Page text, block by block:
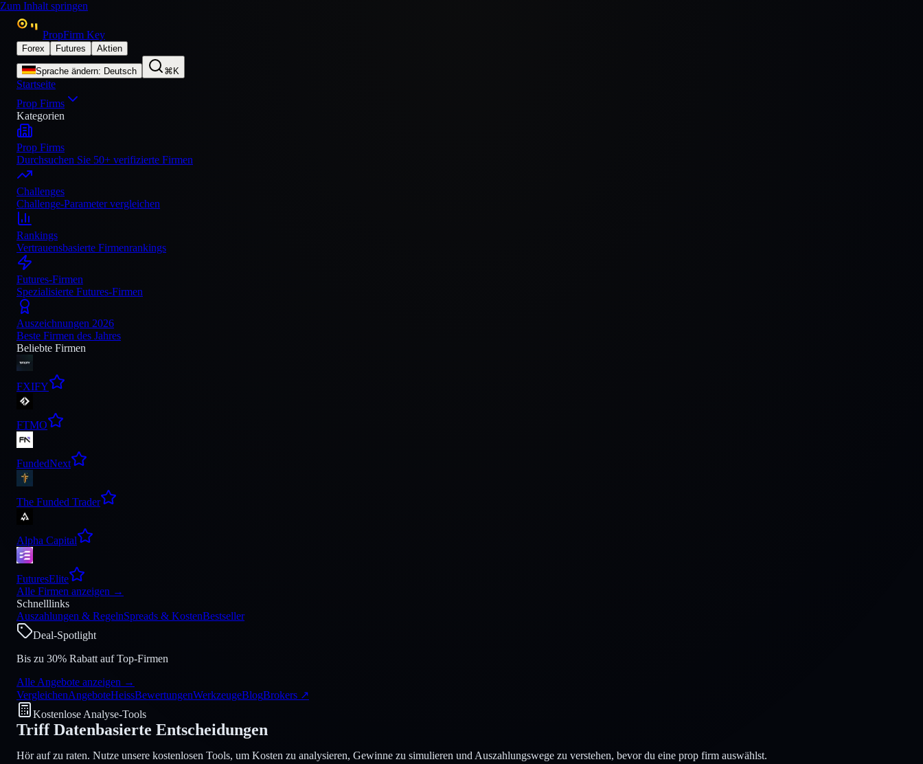
Zum Inhalt springen
PropFirm Key
Forex Futures Aktien
Sprache ändern: Deutsch ⌘K
Startseite
Prop Firms
Kategorien
Prop Firms
Durchsuchen Sie 50+ verifizierte Firmen
Challenges
Challenge-Parameter vergleichen
Rankings
Vertrauensbasierte Firmenrankings
Futures-Firmen
Spezialisierte Futures-Firmen
Auszeichnungen 2026
Beste Firmen des Jahres
Beliebte Firmen
FXIFY
FTMO
FundedNext
The Funded Trader
Alpha Capital
FuturesElite
Alle Firmen anzeigen →
Schnelllinks
Auszahlungen & RegelnSpreads & KostenBestseller
Deal-Spotlight
Bis zu 30% Rabatt auf Top-Firmen
Alle Angebote anzeigen →
VergleichenAngeboteHeissBewertungenWerkzeugeBlogBrokers ↗
Kostenlose Analyse-Tools
Triff Datenbasierte Entscheidungen
Hör auf zu raten. Nutze unsere kostenlosen Tools, um Kosten zu analysieren, Gewinne zu simulieren und Auszahlungswege zu verstehen, bevor du eine prop firm auswählst.